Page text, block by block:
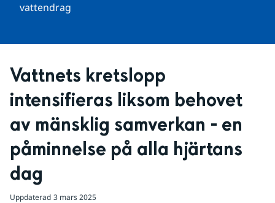
vattendrag
Vattnets kretslopp
intensifieras liksom behovet
av mänsklig samverkan - en
påminnelse på alla hjärtans
dag
Uppdaterad 3 mars 2025